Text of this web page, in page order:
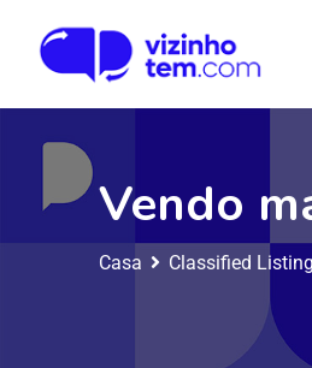
Vendo
Casa Classified